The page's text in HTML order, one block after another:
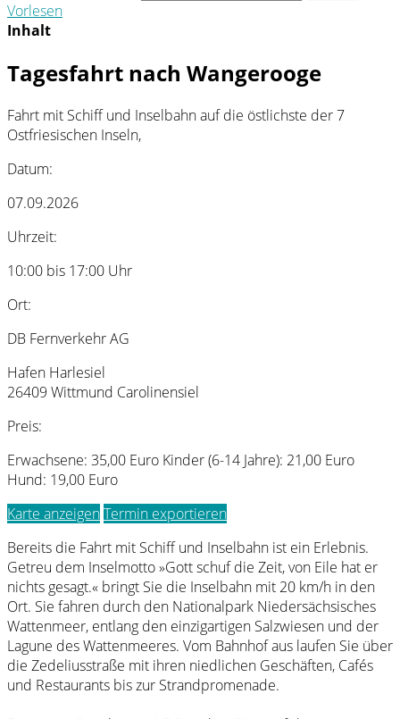
Vorlesen
Inhalt
Tagesfahrt nach Wangerooge
Fahrt mit Schiff und Inselbahn auf die östlichste der 7
Ostfriesischen Inseln,
Datum:
07.09.2026
Uhrzeit:
10:00 bis 17:00 Uhr
Ort:
DB Fernverkehr AG
Hafen Harlesiel
26409 Wittmund Carolinensiel
Preis:
Erwachsene: 35,00 Euro Kinder (6-14 Jahre): 21,00 Euro
Hund: 19,00 Euro
Karte anzeigenTermin exportieren
Bereits die Fahrt mit Schiff und Inselbahn ist ein Erlebnis.
Getreu dem Inselmotto »Gott schuf die Zeit, von Eile hat er
nichts gesagt.« bringt Sie die Inselbahn mit 20 km/h in den
Ort. Sie fahren durch den Nationalpark Niedersächsisches
Wattenmeer, entlang den einzigartigen Salzwiesen und der
Lagune des Wattenmeeres. Vom Bahnhof aus laufen Sie über
die Zedeliusstraße mit ihren niedlichen Geschäften, Cafés
und Restaurants bis zur Strandpromenade.